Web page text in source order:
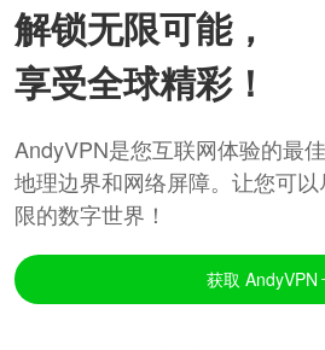
解锁无限可能，
享受全球精彩！
AndyVPN是您互联网体验的最
地理边界和网络屏障。让您可
限的数字世界！
获取 AndyVPN